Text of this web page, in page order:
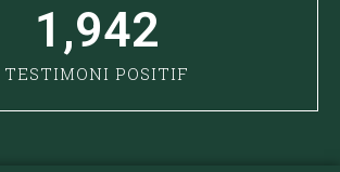
1,942
TESTIMONI POSITIF